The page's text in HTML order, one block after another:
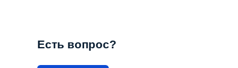
Есть вопрос?